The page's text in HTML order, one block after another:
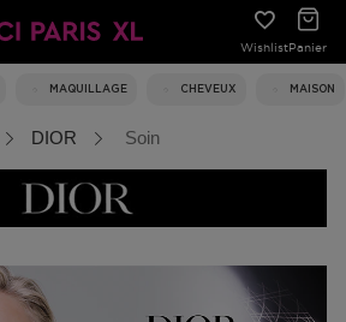
WishlistPanier
MAQUILLAGE CHEVEUX MAISON
DIOR Soin